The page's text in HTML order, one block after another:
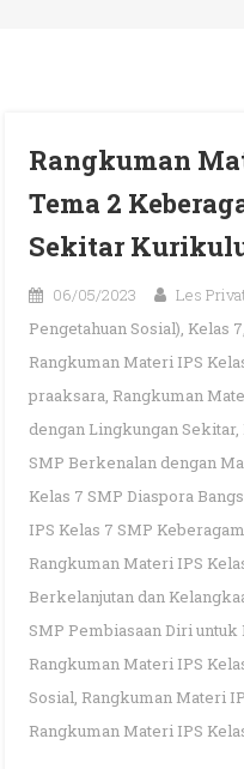
Rangkuman
Tema 2
Sekitar
06/05/2023 Les
Pengetahuan Sosial), Kelas 7
Rangkuman Materi IPS
praaksara, Rangkuman
dengan Lingkungan Sekitar,
SMP Berkenalan dengan
Kelas 7 SMP Diaspora
IPS Kelas 7 SMP
Rangkuman Materi IPS
Berkelanjutan dan
SMP Pembiasaan Diri
Rangkuman Materi IPS
Sosial, Rangkuman Materi
Rangkuman Materi IPS